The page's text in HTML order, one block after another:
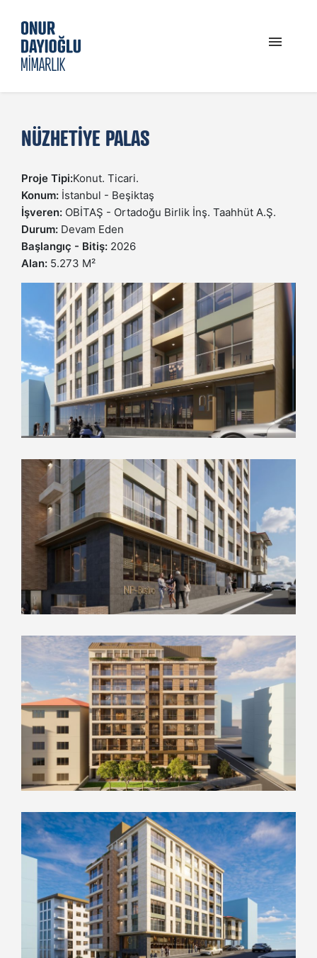
GÜNCEL
PROJELER
İLETIŞIM
NÜZHETIYE PALAS
Proje Tipi:Konut. Ticari.
Konum: İstanbul - Beşiktaş
İşveren: OBİTAŞ - Ortadoğu Birlik İnş. Taahhüt A.Ş.
Durum: Devam Eden
Başlangıç - Bitiş: 2026
Alan: 5.273 M²